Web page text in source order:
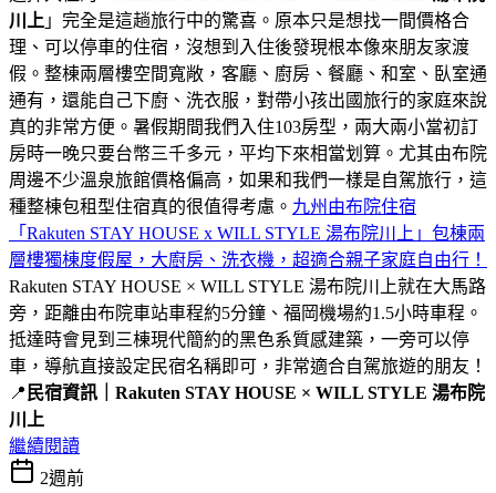
川上 」完全是這趟旅行中的驚喜。原本只是想找一間價格合
理、可以停車的住宿，沒想到入住後發現根本像來朋友家渡
假。整棟兩層樓空間寬敞，客廳、廚房、餐廳、和室、臥室通
通有，還能自己下廚、洗衣服，對帶小孩出國旅行的家庭來說
真的非常方便。暑假期間我們入住103房型，兩大兩小當初訂
房時一晚只要台幣三千多元，平均下來相當划算。尤其由布院
周邊不少溫泉旅館價格偏高，如果和我們一樣是自駕旅行，這
種整棟包租型住宿真的很值得考慮。 九州由布院住宿
「Rakuten STAY HOUSE x WILL STYLE 湯布院川上」包棟兩
層樓獨棟度假屋，大廚房、洗衣機，超適合親子家庭自由行！
Rakuten STAY HOUSE × WILL STYLE 湯布院川上就在大馬路
旁，距離由布院車站車程約5分鐘、福岡機場約1.5小時車程。
抵達時會見到三棟現代簡約的黑色系質感建築，一旁可以停
車，導航直接設定民宿名稱即可，非常適合自駕旅遊的朋友！
📍 民宿資訊｜Rakuten STAY HOUSE × WILL STYLE 湯布院
川上
繼續閱讀
2週前